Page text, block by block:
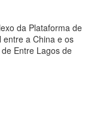
da Plataforma de
entre a China e os
Entre Lagos de